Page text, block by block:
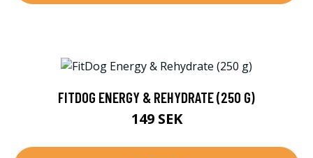
FITDOG ENERGY & REHYDRATE (250 G)
149 SEK